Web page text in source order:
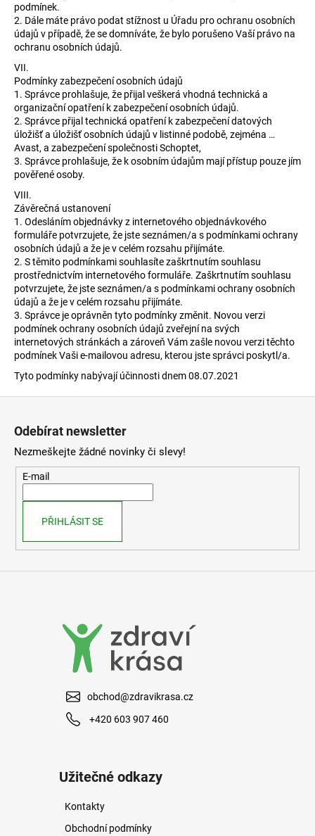
podmínek.
2. Dále máte právo podat stížnost u Úřadu pro ochranu osobních
údajů v případě, že se domníváte, že bylo porušeno Vaší právo na
ochranu osobních údajů.
VII.
Podmínky zabezpečení osobních údajů
1. Správce prohlašuje, že přijal veškerá vhodná technická a
organizační opatření k zabezpečení osobních údajů.
2. Správce přijal technická opatření k zabezpečení datových
úložišť a úložišť osobních údajů v listinné podobě, zejména …
Avast, a zabezpečení společnosti Schoptet,
3. Správce prohlašuje, že k osobním údajům mají přístup pouze jím
pověřené osoby.
VIII.
Závěrečná ustanovení
1. Odesláním objednávky z internetového objednávkového
formuláře potvrzujete, že jste seznámen/a s podmínkami ochrany
osobních údajů a že je v celém rozsahu přijímáte.
2. S těmito podmínkami souhlasíte zaškrtnutím souhlasu
prostřednictvím internetového formuláře. Zaškrtnutím souhlasu
potvrzujete, že jste seznámen/a s podmínkami ochrany osobních
údajů a že je v celém rozsahu přijímáte.
3. Správce je oprávněn tyto podmínky změnit. Novou verzi
podmínek ochrany osobních údajů zveřejní na svých
internetových stránkách a zároveň Vám zašle novou verzi těchto
podmínek Vaši e-mailovou adresu, kterou jste správci poskytl/a.
Tyto podmínky nabývají účinnosti dnem 08.07.2021
Odebírat newsletter
Nezmeškejte žádné novinky či slevy!
E-mail
PŘIHLÁSIT SE
obchod@zdravikrasa.cz
+420 603 907 460
Užitečné odkazy
Kontakty
Obchodní podmínky